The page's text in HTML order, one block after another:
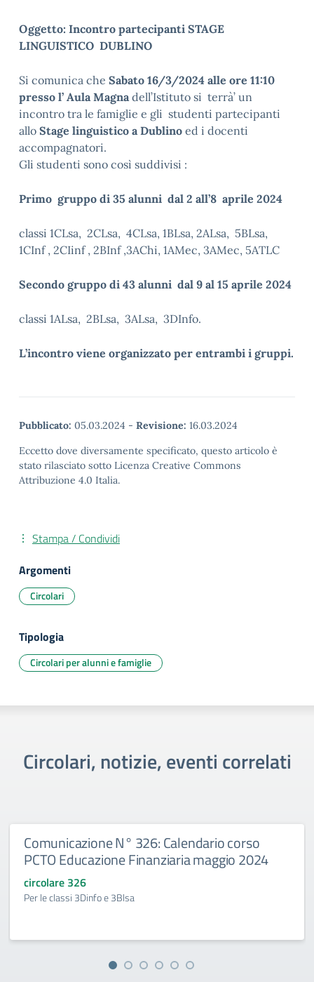
Oggetto: Incontro partecipanti STAGE
LINGUISTICO DUBLINO
Si comunica che Sabato 16/3/2024 alle ore 11:10
presso l’ Aula Magnadell’Istituto si terrà’ un
incontro tra le famiglie e gli studenti partecipanti
allo Stage linguistico a Dublino ed i docenti
accompagnatori.
Gli studenti sono così suddivisi :
Primo gruppo di 35 alunni dal 2 all’8 aprile 2024
classi 1CLsa, 2CLsa, 4CLsa, 1BLsa, 2ALsa, 5BLsa,
1CInf , 2CIinf , 2BInf ,3AChi, 1AMec, 3AMec, 5ATLC
Secondo gruppo di 43 alunni dal 9 al 15 aprile 2024
classi 1ALsa, 2BLsa, 3ALsa, 3DInfo.
L’incontro viene organizzato per entrambi i gruppi.
Pubblicato: 05.03.2024 - Revisione: 16.03.2024
Eccetto dove diversamente specificato, questo articolo è
stato rilasciato sotto Licenza Creative Commons
Attribuzione 4.0 Italia.
Stampa / Condividi
Argomenti
Circolari
Tipologia
Circolari per alunni e famiglie
Circolari, notizie, eventi correlati
Comunicazione N° 326: Calendario corso
PCTO Educazione Finanziaria maggio 2024
circolare 326
Per le classi 3Dinfo e 3Blsa